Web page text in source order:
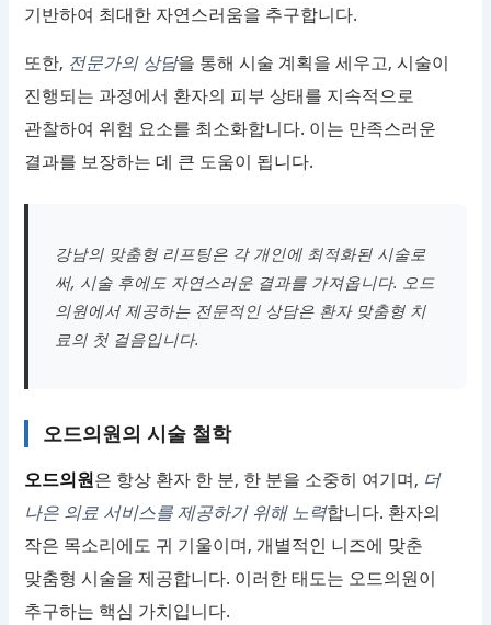
기반하여 최대한 자연스러움을 추구합니다.
또한, 전문가의 상담을 통해 시술 계획을 세우고, 시술이
진행되는 과정에서 환자의 피부 상태를 지속적으로
관찰하여 위험 요소를 최소화합니다. 이는 만족스러운
결과를 보장하는 데 큰 도움이 됩니다.
강남의 맞춤형 리프팅은 각 개인에 최적화된 시술로
써, 시술 후에도 자연스러운 결과를 가져옵니다. 오드
의원에서 제공하는 전문적인 상담은 환자 맞춤형 치
료의 첫 걸음입니다.
오드의원의 시술 철학
오드의원은 항상 환자 한 분, 한 분을 소중히 여기며, 더
나은 의료 서비스를 제공하기 위해 노력합니다. 환자의
작은 목소리에도 귀 기울이며, 개별적인 니즈에 맞춘
맞춤형 시술을 제공합니다. 이러한 태도는 오드의원이
추구하는 핵심 가치입니다.